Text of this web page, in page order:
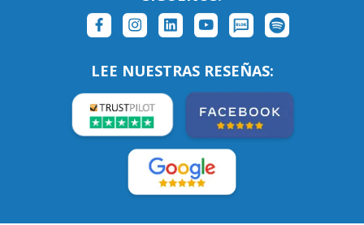
SÍGUENOS:
LEE NUESTRAS RESEÑAS: